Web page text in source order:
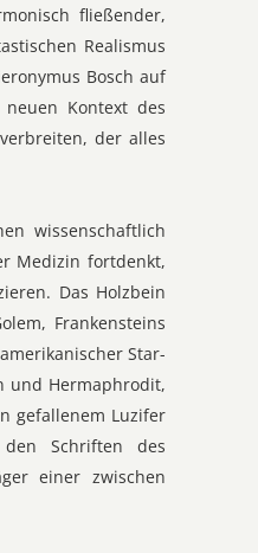
fließender,
Realismus
Bosch auf
Kontext des
der alles
wissenschaftlich
Medizin fortdenkt,
Das Holzbein
Frankensteins
Star-
und Hermaphrodit,
gefallenem Luzifer
Schriften des
einer zwischen